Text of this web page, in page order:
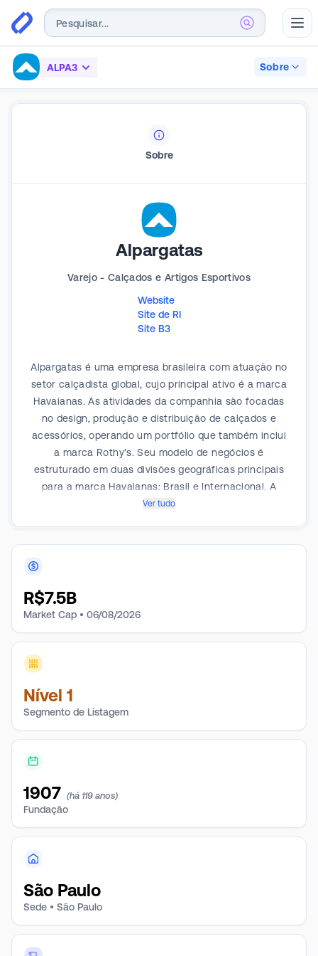
ALPA3 Sobre
Sobre
Alpargatas
Varejo - Calçados e Artigos Esportivos
Website
Site de RI
Site B3
Alpargatas é uma empresa brasileira com atuação no
setor calçadista global, cujo principal ativo é a marca
Havaianas. As atividades da companhia são focadas
no design, produção e distribuição de calçados e
acessórios, operando um portfólio que também inclui
a marca Rothy's. Seu modelo de negócios é
estruturado em duas divisões geográficas principais
para a marca Havaianas: Brasil e Internacional. A
operação no Brasil concentra-se no mercado
específicas para Europa e Estados Unidos, além de
uma rede de distribuidores que atendem mercados na
Ásia-Pacífico, América Latina, África e Oriente Médio.
Ver tudo
R$7.5B
Market Cap • 06/08/2026
Nível 1
Segmento de Listagem
1907 (há 119 anos)
Fundação
São Paulo
Sede • São Paulo